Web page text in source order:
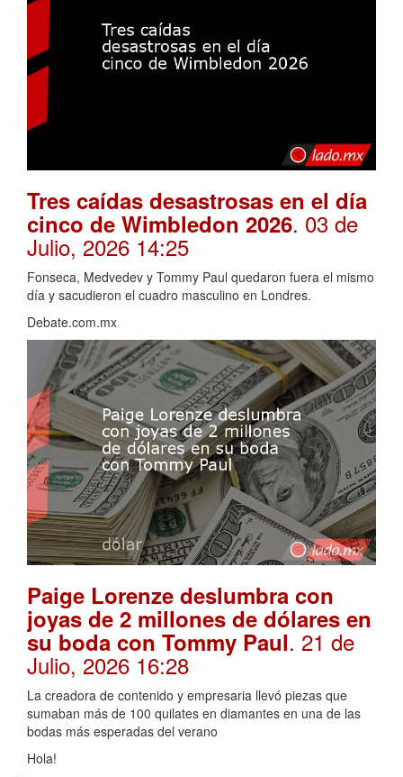
Tres caídas desastrosas en el día
cinco de Wimbledon 2026. 03 de
Julio, 2026 14:25
Fonseca, Medvedev y Tommy Paul quedaron fuera el mismo
día y sacudieron el cuadro masculino en Londres.
Debate.com.mx
Paige Lorenze deslumbra con
joyas de 2 millones de dólares en
su boda con Tommy Paul. 21 de
Julio, 2026 16:28
La creadora de contenido y empresaria llevó piezas que
sumaban más de 100 quilates en diamantes en una de las
bodas más esperadas del verano
Hola!